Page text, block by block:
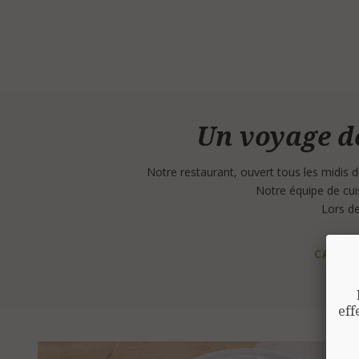
Un voyage
Notre restaurant, ouvert tous les midis
Notre équipe de
Lors